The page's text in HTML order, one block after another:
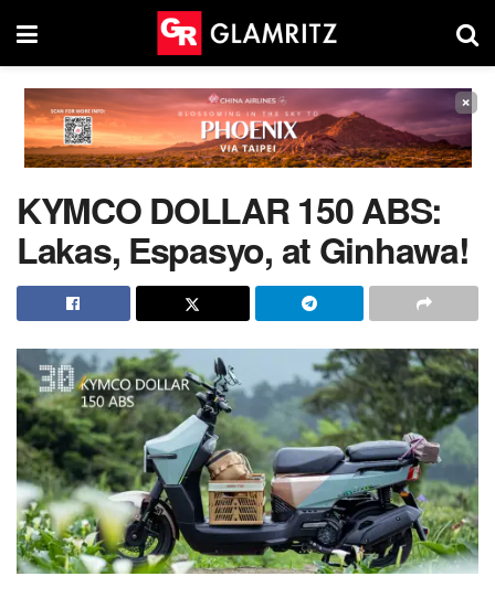
×
KYMCO DOLLAR 150 ABS:
Lakas, Espasyo, at Ginhawa!